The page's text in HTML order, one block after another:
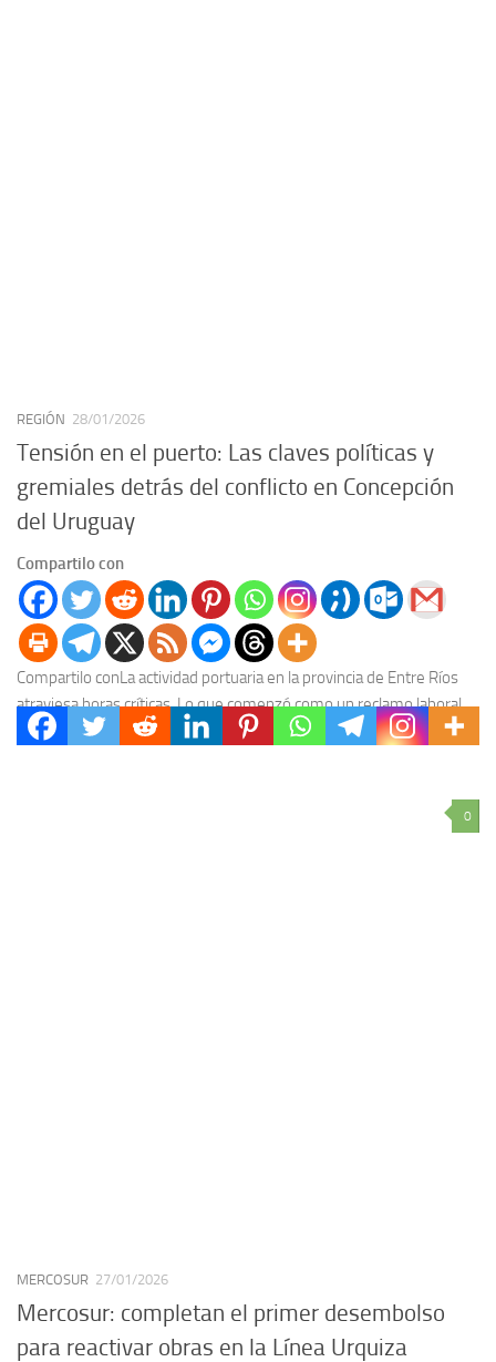
REGIÓN 28/01/2026
Tensión en el puerto: Las claves políticas y
gremiales detrás del conflicto en Concepción
del Uruguay
Compartilo con
Compartilo conLa actividad portuaria en la provincia de Entre Ríos
atraviesa horas críticas. Lo que comenzó como un reclamo laboral
local escaló rápidamente hasta nacionalizarse,...
0
MERCOSUR 27/01/2026
Mercosur: completan el primer desembolso
para reactivar obras en la Línea Urquiza